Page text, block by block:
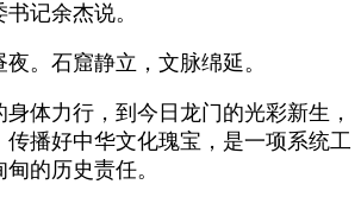
记余杰说。
。石窟静立，文脉绵延。
体力行，到今日龙门的光彩新生，
传播好中华文化瑰宝，是一项系统工
的历史责任。